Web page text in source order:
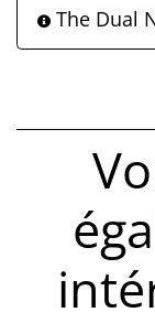
The Dual